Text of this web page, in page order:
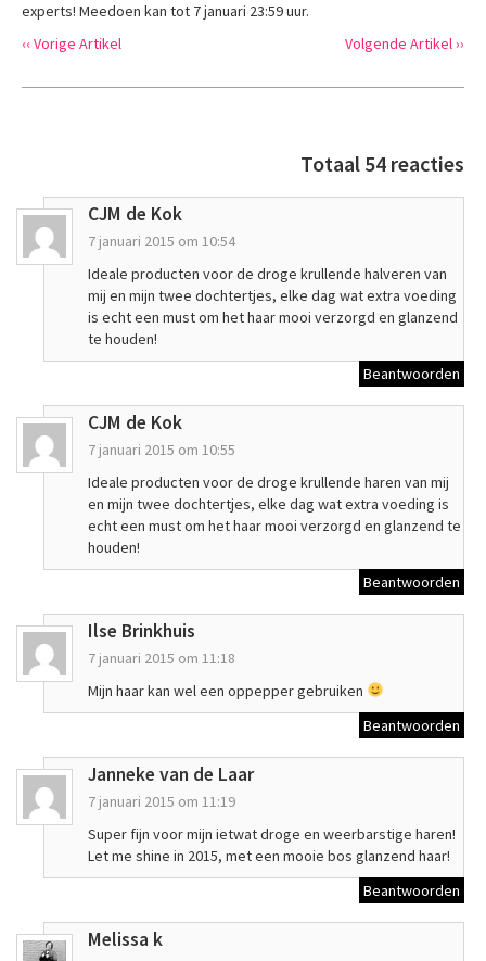
experts! Meedoen kan tot 7 januari 23:59 uur.
‹‹ Vorige Artikel
Volgende Artikel ››
Totaal 54 reacties
CJM de Kok
7 januari 2015 om 10:54
Ideale producten voor de droge krullende halveren van
mij en mijn twee dochtertjes, elke dag wat extra voeding
is echt een must om het haar mooi verzorgd en glanzend
te houden!
Beantwoorden
CJM de Kok
7 januari 2015 om 10:55
Ideale producten voor de droge krullende haren van mij
en mijn twee dochtertjes, elke dag wat extra voeding is
echt een must om het haar mooi verzorgd en glanzend te
houden!
Beantwoorden
Ilse Brinkhuis
7 januari 2015 om 11:18
Mijn haar kan wel een oppepper gebruiken
Beantwoorden
Janneke van de Laar
7 januari 2015 om 11:19
Super fijn voor mijn ietwat droge en weerbarstige haren!
Let me shine in 2015, met een mooie bos glanzend haar!
Beantwoorden
Melissa k